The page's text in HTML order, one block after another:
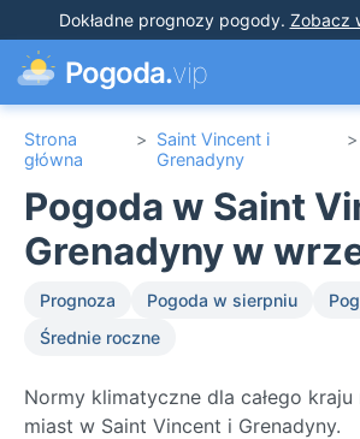
Dokładne prognozy pogody. Zobacz
Pogoda.vip
Strona
główna
> Saint Vincent i
Grenadyny
>
Pogoda w Saint
Grenadyny w
Prognoza Pogoda w sierpniu
Średnie roczne
Normy klimatyczne dla całego
miast w Saint Vincent i Grenadyny.